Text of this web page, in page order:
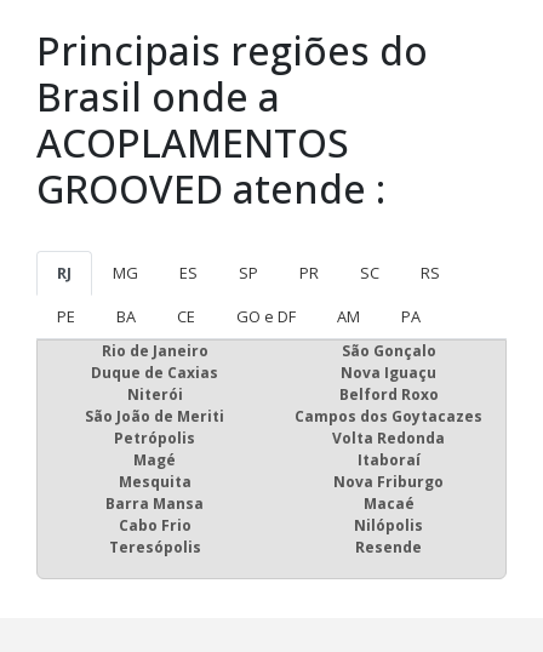
Principais regiões do
Brasil onde a
ACOPLAMENTOS
GROOVED atende :
RJ MG ES SP PR SC
RS
PE
BA CE GO e DF AM PA
Rio de Janeiro
São Gonçalo
Duque de Caxias
Nova Iguaçu
Niterói
Belford Roxo
São João de Meriti
Campos dos Goytacazes
Petrópolis
Volta Redonda
Magé
Itaboraí
Mesquita
Nova Friburgo
Barra Mansa
Macaé
Cabo Frio
Nilópolis
Teresópolis
Resende